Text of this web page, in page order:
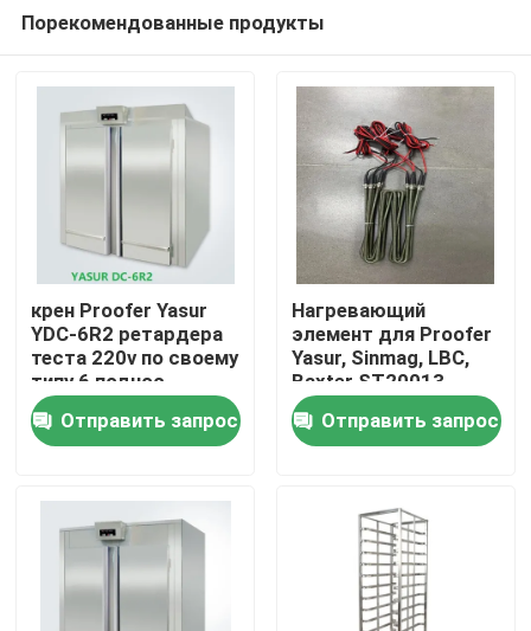
Дома
Контакты
Порекомендованные продукты
крен Proofer Yasur
YDC-6R2 ретардера
теста 220v по своему
типу 6 поднос
шкафов 40X60cm
Отправить запрос
Нагревающий
элемент для Proofer
Yasur, Sinmag, LBC,
Baxter ST20013
Отправить запрос